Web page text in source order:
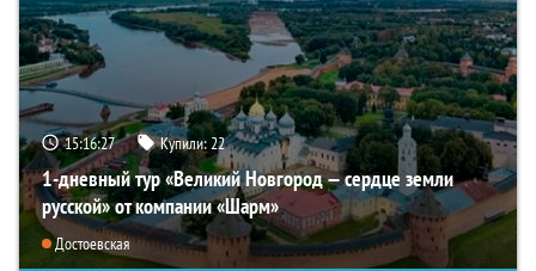
15:16:26 Купили:22
1-дневный тур «Великий Новгород — сердце земли
русской» от компании «Шарм»
Достоевская